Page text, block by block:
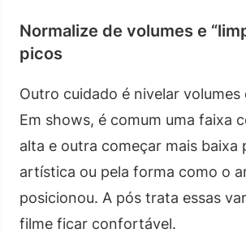
Normalize de volumes e
picos
Outro cuidado é nivelar volumes
Em shows, é comum uma faixa
alta e outra começar mais baixa
artística ou pela forma como o
posicionou. A pós trata essas
filme ficar confortável.